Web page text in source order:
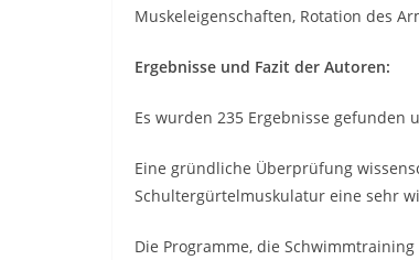
Muskeleigenschaften, Rotation des
Ergebnisse und Fazit der Autoren:
Es wurden 235 Ergebnisse gefunden
Eine gründliche Überprüfung
Schultergürtelmuskulatur eine sehr
Die Programme, die